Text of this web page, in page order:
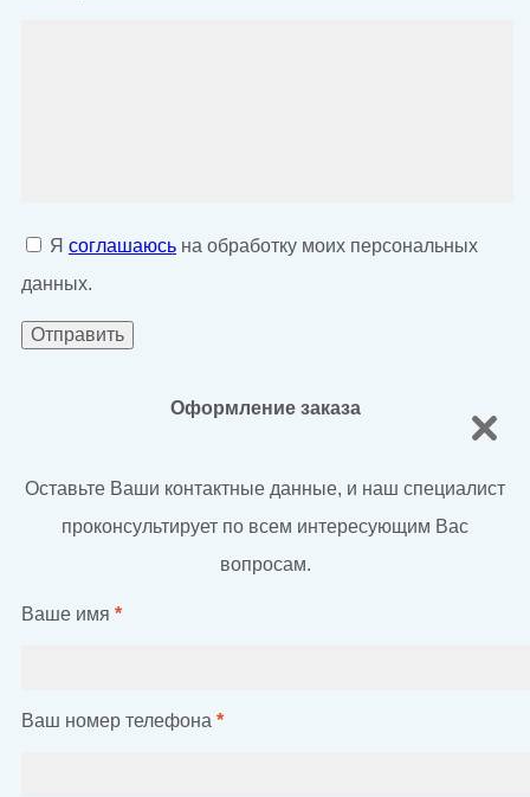
Я соглашаюсь на обработку моих персональных
данных.
Оформление заказа
Оставьте Ваши контактные данные, и наш специалист
проконсультирует по всем интересующим Вас
вопросам.
Ваше имя *
Ваш номер телефона *